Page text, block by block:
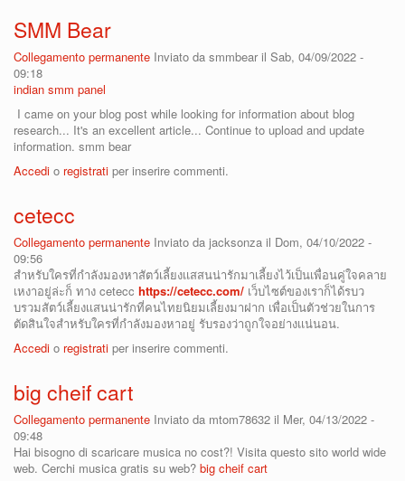
SMM Bear
Collegamento permanente Inviato da smmbear il Sab, 04/09/2022 -
09:18
indian smm panel
I came on your blog post while looking for information about blog
research... It's an excellent article... Continue to upload and update
information. smm bear
Accedi o registrati per inserire commenti.
cetecc
Collegamento permanente Inviato da jacksonza il Dom, 04/10/2022 -
09:56
สำหรับใครที่กำลังมองหาสัตว์เลี้ยงเเสสนน่ารักมาเลี้ยงไว้เป็นเพื่อนคู่ใจคลาย
เหงาอยู่ล่ะก็ ทาง cetecc https://cetecc.com/ เว็บไซต์ของเราก็ได้รบว
บรวมสัตว์เลี้ยงเเสนน่ารักที่คนไทยนิยมเลี้ยงมาฝาก เพื่อเป็นตัวช่วยในการ
ตัดสินใจสำหรับใครที่กำลังมองหาอยู่ รับรองว่าถูกใจอย่างเเน่นอน.
Accedi o registrati per inserire commenti.
big cheif cart
Collegamento permanente Inviato da mtom78632 il Mer, 04/13/2022 -
09:48
Hai bisogno di scaricare musica no cost?! Visita questo sito world wide
web. Cerchi musica gratis su web? big cheif cart